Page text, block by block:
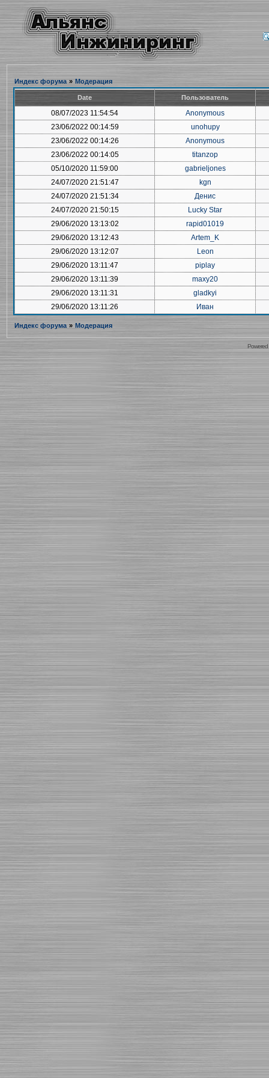
Индекс форума » Модерация
Date Пользователь
08/07/2023 11:54:54
Anonymous
23/06/2022 00:14:59
unohupy
23/06/2022 00:14:26
Anonymous
23/06/2022 00:14:05
titanzop
05/10/2020 11:59:00
gabrieljones
24/07/2020 21:51:47
kgn
24/07/2020 21:51:34
Денис
24/07/2020 21:50:15
Lucky Star
29/06/2020 13:13:02
rapid01019
29/06/2020 13:12:43
Artem_K
29/06/2020 13:12:07
Leon
29/06/2020 13:11:47
piplay
29/06/2020 13:11:39
maxy20
29/06/2020 13:11:31
gladkyi
29/06/2020 13:11:26
Иван
Индекс форума » Модерация